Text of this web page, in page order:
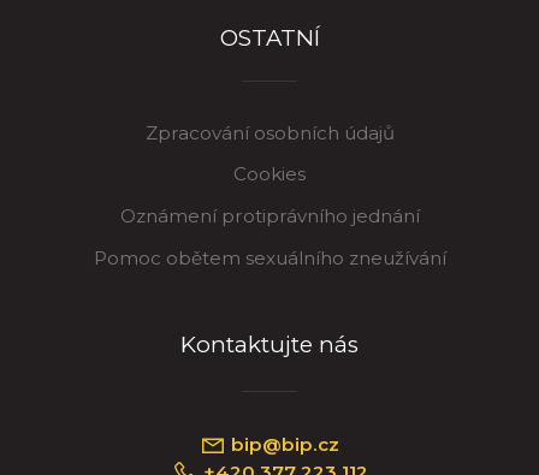
OSTATNÍ
Zpracování osobních údajů
Cookies
Oznámení protiprávního jednání
Pomoc obětem sexuálního zneužívání
Kontaktujte nás
bip@bip.cz